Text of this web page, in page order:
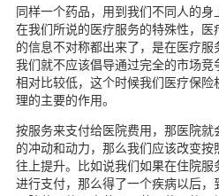
同样一个药品，用到我们不同人的
在我们所说的医疗服务的特殊性，
的信息不对称都出来了，是在医疗
我们就不应该倡导通过完全的市场
相对比较低，这个时候我们医疗保
理的主要的作用。
按服务来支付给医院费用，那医院
的冲动和动力，那么我们应该改变
往上提升。比如说我们如果在住院
进行支付，那么得了一个疾病以后